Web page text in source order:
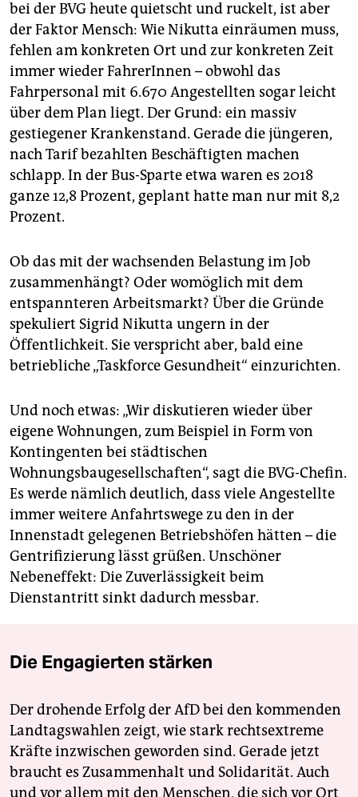
bei der BVG heute quietscht und ruckelt, ist aber
der Faktor Mensch: Wie Nikutta einräumen muss,
fehlen am konkreten Ort und zur konkreten Zeit
immer wieder FahrerInnen – obwohl das
Fahrpersonal mit 6.670 Angestellten sogar leicht
über dem Plan liegt. Der Grund: ein massiv
gestiegener Krankenstand. Gerade die jüngeren,
nach Tarif bezahlten Beschäftigten machen
schlapp. In der Bus-Sparte etwa waren es 2018
ganze 12,8 Prozent, geplant hatte man nur mit 8,2
Prozent.
Ob das mit der wachsenden Belastung im Job
zusammenhängt? Oder womöglich mit dem
entspannteren Arbeitsmarkt? Über die Gründe
spekuliert Sigrid Nikutta ungern in der
Öffentlichkeit. Sie verspricht aber, bald eine
betriebliche „Taskforce Gesundheit“ einzurichten.
Und noch etwas: „Wir diskutieren wieder über
eigene Wohnungen, zum Beispiel in Form von
Kontingenten bei städtischen
Wohnungsbaugesellschaften“, sagt die BVG-Chefin.
Es werde nämlich deutlich, dass viele Angestellte
immer weitere Anfahrtswege zu den in der
Innenstadt gelegenen Betriebshöfen hätten – die
Gentrifizierung lässt grüßen. Unschöner
Nebeneffekt: Die Zuverlässigkeit beim
Dienstantritt sinkt dadurch messbar.
Die Engagierten stärken
Der drohende Erfolg der AfD bei den kommenden
Landtagswahlen zeigt, wie stark rechtsextreme
Kräfte inzwischen geworden sind. Gerade jetzt
braucht es Zusammenhalt und Solidarität. Auch
und vor allem mit den Menschen, die sich vor Ort